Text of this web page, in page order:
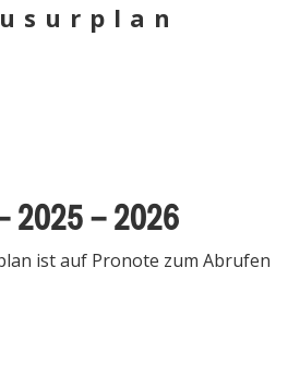
- 2025 - 2026
ist auf Pronote zum Abrufen